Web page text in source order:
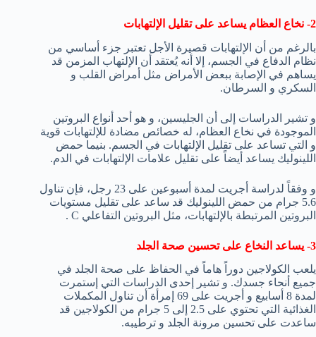
2- نخاع العظام يساعد على تقليل الإلتهابات
بالرغم من أن الإلتهابات قصيرة الأجل تعتبر جزء أساسي من
نظام الدفاع في الجسم، إلا أنه يُعتقد أن الإلتهاب المزمن قد
يساهم في الإصابة ببعض الأمراض مثل أمراض القلب و
السكري و السرطان.
و تشير الدراسات إلى أن الجليسين، و هو أحد أنواع البروتين
الموجودة في نخاع العظام، له خصائص مضادة للإلتهابات قوية
و التي تساعد على تقليل الإلتهابات في الجسم. بنيما حمض
اللينوليك يساعد أيضاً على تقليل علامات الإلتهابات في الدم.
و وفقاً لدراسة أجريت لمدة أسبوعين على 23 رجل، فإن تناول
5.6 جرام من حمض اللينوليك قد ساعد على تقليل مستويات
البروتين المرتبطة بالإلتهابات، مثل البروتين التفاعلي C .
3- يساعد النخاع على تحسين صحة الجلد
يلعب الكولاجين دوراً هاماً في الحفاظ على صحة الجلد في
جميع أنحاء جسدك. و تشير إحدى الدراسات التي إستمرت
لمدة 8 أسابيع و أجريت على 69 إمرأة أن تناول المكملات
الغذائية التي تحتوي على 2.5 إلى 5 جرام من الكولاجين قد
ساعدت على تحسين مرونة الجلد و ترطيبه.